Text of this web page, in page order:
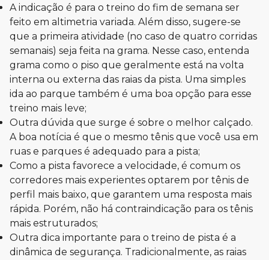
A indicação é para o treino do fim de semana ser
feito em altimetria variada. Além disso, sugere-se
que a primeira atividade (no caso de quatro corridas
semanais) seja feita na grama. Nesse caso, entenda
grama como o piso que geralmente está na volta
interna ou externa das raias da pista. Uma simples
ida ao parque também é uma boa opção para esse
treino mais leve;
Outra dúvida que surge é sobre o melhor calçado.
A boa notícia é que o mesmo tênis que você usa em
ruas e parques é adequado para a pista;
Como a pista favorece a velocidade, é comum os
corredores mais experientes optarem por tênis de
perfil mais baixo, que garantem uma resposta mais
rápida. Porém, não há contraindicação para os tênis
mais estruturados;
Outra dica importante para o treino de pista é a
dinâmica de segurança. Tradicionalmente, as raias